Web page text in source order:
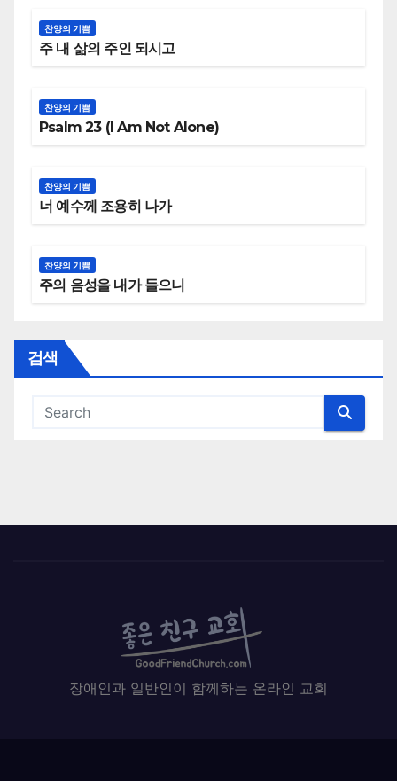
찬양의 기쁨
주 내 삶의 주인 되시고
찬양의 기쁨
Psalm 23 (I Am Not Alone)
찬양의 기쁨
너 예수께 조용히 나가
찬양의 기쁨
주의 음성을 내가 들으니
검색
장애인과 일반인이 함께하는 온라인 교회